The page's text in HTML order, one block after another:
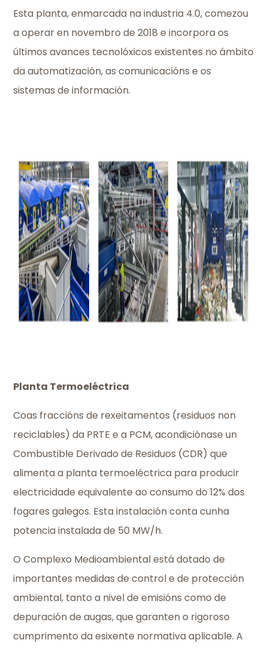
Esta planta, enmarcada na industria 4.0, comezou
a operar en novembro de 2018 e incorpora os
últimos avances tecnolóxicos existentes no ámbito
da automatización, as comunicacións e os
sistemas de información.
Planta Termoeléctrica
Coas fraccións de rexeitamentos (residuos non
reciclables) da PRTE e a PCM, acondiciónase un
Combustible Derivado de Residuos (CDR) que
alimenta a planta termoeléctrica para producir
electricidade equivalente ao consumo do 12% dos
fogares galegos. Esta instalación conta cunha
potencia instalada de 50 MW/h.
O Complexo Medioambiental está dotado de
importantes medidas de control e de protección
ambiental, tanto a nivel de emisións como de
depuración de augas, que garanten o rigoroso
cumprimento da esixente normativa aplicable. A